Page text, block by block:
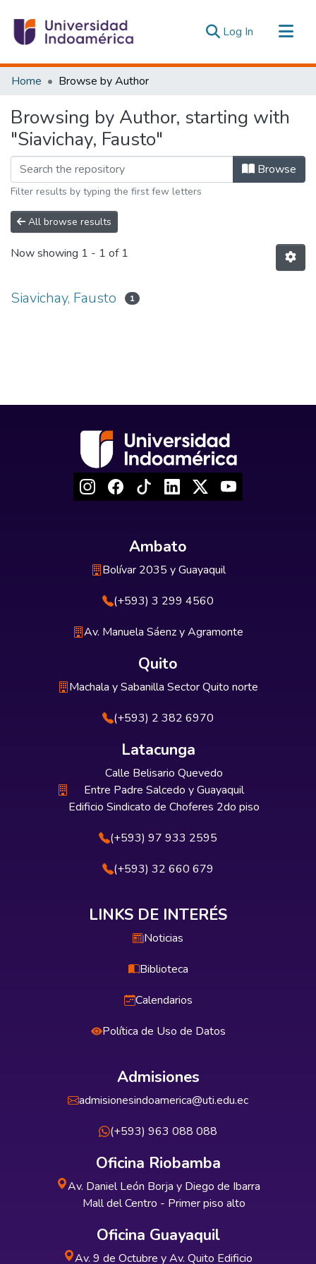
Log In (current)
Communities & Collections
Estadísticas Externas
Home Browse by Author
Browsing by Author, starting with
"Siavichay, Fausto"
Browse
Filter results by typing the first few letters
All browse results
Now showing 1 - 1 of 1
Siavichay, Fausto 1
Ambato
Bolívar 2035 y Guayaquil
(+593) 3 299 4560
Av. Manuela Sáenz y Agramonte
Quito
Machala y Sabanilla Sector Quito norte
(+593) 2 382 6970
Latacunga
Calle Belisario Quevedo
Entre Padre Salcedo y Guayaquil
Edificio Sindicato de Choferes 2do piso
(+593) 97 933 2595
(+593) 32 660 679
LINKS DE INTERÉS
Noticias
Biblioteca
Calendarios
Política de Uso de Datos
Admisiones
admisionesindoamerica@uti.edu.ec
(+593) 963 088 088
Oficina Riobamba
Av. Daniel León Borja y Diego de Ibarra
Mall del Centro - Primer piso alto
Oficina Guayaquil
Av. 9 de Octubre y Av. Quito Edificio